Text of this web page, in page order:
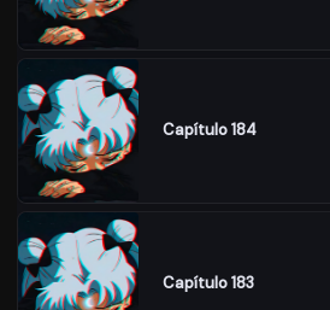
Capítulo 184
Capítulo 183